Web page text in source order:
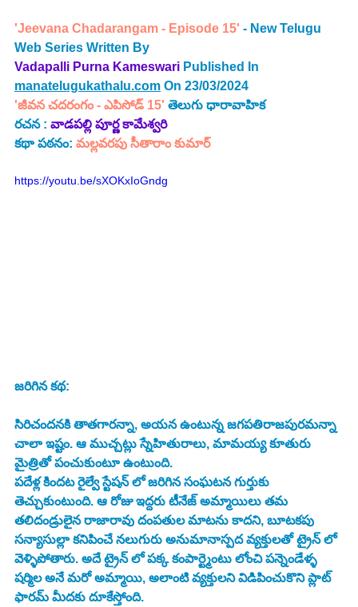
'Jeevana Chadarangam - Episode 15' - New Telugu
Web Series Written By
Vadapalli Purna Kameswari Published In
manatelugukathalu.com On 23/03/2024
'జీవన చదరంగం - ఎపిసోడ్ 15' తెలుగు ధారావాహిక
రచన : వాడపల్లి పూర్ణ కామేశ్వరి
కథా పఠనం: మల్లవరపు సీతారాం కుమార్
https://youtu.be/sXOKxIoGndg
జరిగిన కథ:
సిరిచందనకి తాతగారన్నా, అయన ఉంటున్న జగపతిరాజపురమన్నా
చాలా ఇష్టం. ఆ ముచ్చట్లు స్నేహితురాలు, మామయ్య కూతురు
మైత్రితో పంచుకుంటూ ఉంటుంది.
పదేళ్ల కిందట రైల్వే స్టేషన్ లో జరిగిన సంఘటన గుర్తుకు
తెచ్చుకుంటుంది. ఆ రోజు ఇద్దరు టీనేజ్ అమ్మాయిలు తమ
తలిదండ్రులైన రాజారావు దంపతుల మాటను కాదని, బూటకపు
సన్యాసుల్లా కనిపించే నలుగురు అనుమానాస్పద వ్యక్తులతో ట్రైన్ లో
వెళ్ళిపోతారు. అదే ట్రైన్ లో పక్క కంపార్ట్మెంటు లోంచి పన్నెండేళ్ళ
షర్మిల అనే మరో అమ్మాయి, అలాంటి వ్యక్తులని విడిపించుకొని ప్లాట్
ఫారమ్ మీదకు దూకేస్తోంది.